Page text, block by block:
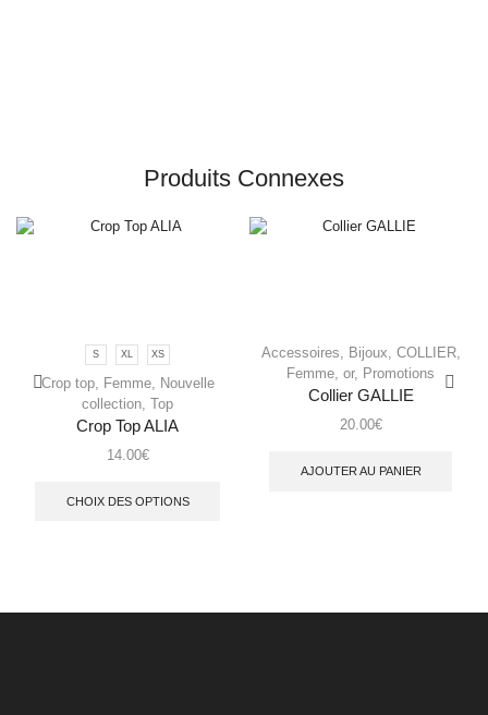
Produits Connexes
S XL XS
Crop top, Femme, Nouvelle
collection Top
Crop Top ALIA
14.00€
CHOIX DES OPTIONS
Accessoires Bijoux COLLIER,
Femme or, Promotions
Collier GALLIE
20.00€
AJOUTER AU PANIER